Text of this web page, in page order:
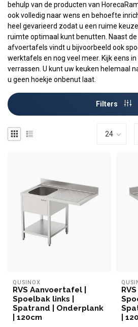
behulp van de producten van
ook volledig naar wens en behoefte
heel gevarieerd zodat u een ruime
ruimte optimaal kunt benutten. Naast
afvoertafels vindt u bijvoorbeeld ook
werktafels en nog veel meer. Kijk eens
verrassen. U kunt uw keuken helemaal
u geen hoekje onbenut laat.
Filters
QUSINOX
RVS Aanvoertafel |
Spoelbak links |
Spatrand | Onderplank
| 120cm
|